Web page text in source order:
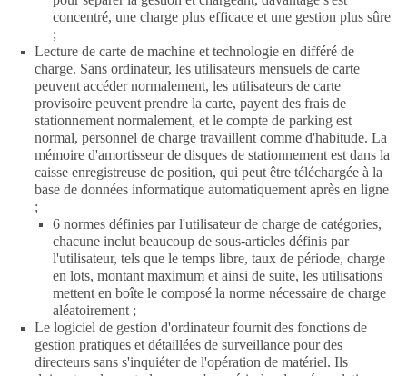
concentré, une charge plus efficace et une gestion plus sûre
;
Lecture de carte de machine et technologie en différé de
charge. Sans ordinateur, les utilisateurs mensuels de carte
peuvent accéder normalement, les utilisateurs de carte
provisoire peuvent prendre la carte, payent des frais de
stationnement normalement, et le compte de parking est
normal, personnel de charge travaillent comme d'habitude. La
mémoire d'amortisseur de disques de stationnement est dans la
caisse enregistreuse de position, qui peut être téléchargée à la
base de données informatique automatiquement après en ligne
;
6 normes définies par l'utilisateur de charge de catégories,
chacune inclut beaucoup de sous-articles définis par
l'utilisateur, tels que le temps libre, taux de période, charge
en lots, montant maximum et ainsi de suite, les utilisations
mettent en boîte le composé la norme nécessaire de charge
aléatoirement ;
Le logiciel de gestion d'ordinateur fournit des fonctions de
gestion pratiques et détaillées de surveillance pour des
directeurs sans s'inquiéter de l'opération de matériel. Ils